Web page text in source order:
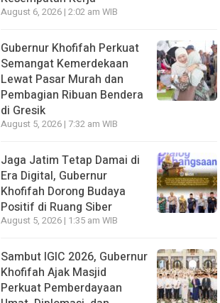
August 6, 2026 | 2:02 am WIB
Gubernur Khofifah Perkuat
Semangat Kemerdekaan
Lewat Pasar Murah dan
Pembagian Ribuan Bendera
di Gresik
August 5, 2026 | 7:32 am WIB
Jaga Jatim Tetap Damai di
Era Digital, Gubernur
Khofifah Dorong Budaya
Positif di Ruang Siber
August 5, 2026 | 1:35 am WIB
Sambut IGIC 2026, Gubernur
Khofifah Ajak Masjid
Perkuat Pemberdayaan